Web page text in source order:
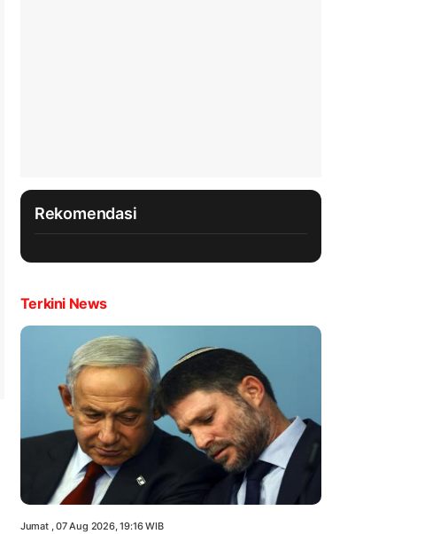
Rekomendasi
Terkini News
Jumat , 07 Aug 2026, 19:16 WIB